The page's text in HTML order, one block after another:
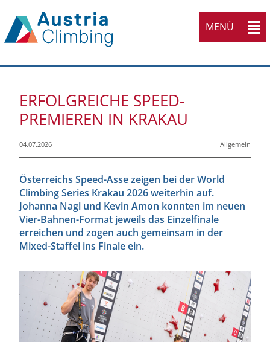
MENÜ
ERFOLGREICHE SPEED-
PREMIEREN IN KRAKAU
04.07.2026 Allgemein
Österreichs Speed-Asse zeigen bei der World
Climbing Series Krakau 2026 weiterhin auf.
Johanna Nagl und Kevin Amon konnten im neuen
Vier-Bahnen-Format jeweils das Einzelfinale
erreichen und zogen auch gemeinsam in der
Mixed-Staffel ins Finale ein.